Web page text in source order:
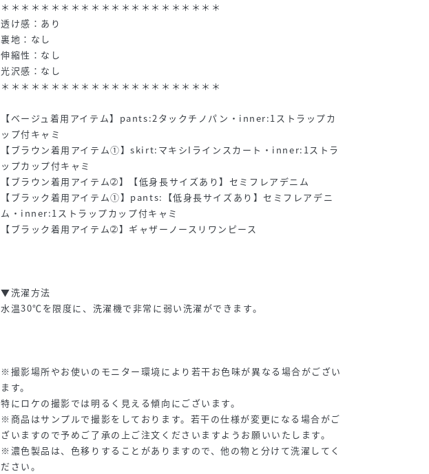
＊＊＊＊＊＊＊＊＊＊＊＊＊＊＊＊＊＊＊＊＊＊
透け感：あり
裏地：なし
伸縮性：なし
光沢感：なし
＊＊＊＊＊＊＊＊＊＊＊＊＊＊＊＊＊＊＊＊＊＊
【ベージュ着用アイテム】pants:2タックチノパン・inner:1ストラップカ
ップ付キャミ
【ブラウン着用アイテム①】skirt:マキシIラインスカート・inner:1ストラ
ップカップ付キャミ
【ブラウン着用アイテム➁】【低身長サイズあり】セミフレアデニム
【ブラック着用アイテム①】pants:【低身長サイズあり】セミフレアデニ
ム・inner:1ストラップカップ付キャミ
【ブラック着用アイテム➁】ギャザーノースリワンピース
▼洗濯方法
水温30℃を限度に、洗濯機で非常に弱い洗濯ができます。
※撮影場所やお使いのモニター環境により若干お色味が異なる場合がござい
ます。
特にロケの撮影では明るく見える傾向にございます。
※商品はサンプルで撮影をしております。若干の仕様が変更になる場合がご
ざいますので予めご了承の上ご注文くださいますようお願いいたします。
※濃色製品は、色移りすることがありますので、他の物と分けて洗濯してく
ださい。